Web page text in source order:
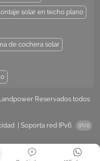
solar en techo plano
de cochera solar
Reservados todos
Soporta red IPv6